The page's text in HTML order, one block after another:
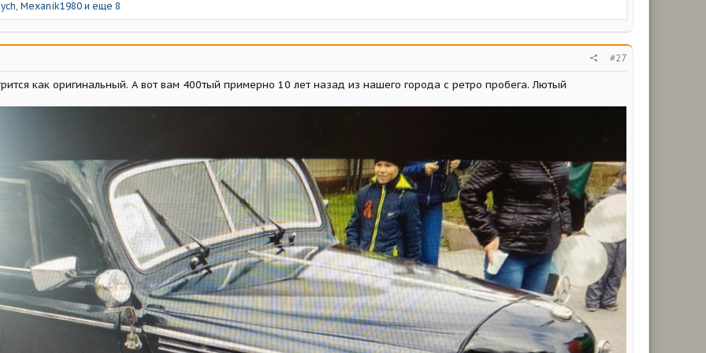
, Mexanik1980 и еще 8
#27
как оригинальный. А вот вам 400тый примерно 10 лет назад из нашего города с ретро пробега. Лютый